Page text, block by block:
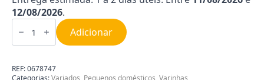
12/08/2026.
Quantidade
de
para
Moulinex
SS-
Adicionar
REF:0678747